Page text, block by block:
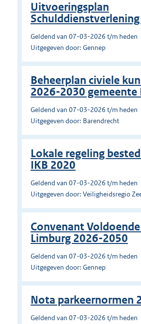
Uitvoeringsplan
Geldend van 07-03-2026 t/m heden
Uitgegeven door: Gennep
Beheerplan civiele
2026-2030 gemeente
Geldend van 07-03-2026 t/m heden
Uitgegeven door: Barendrecht
Lokale regeling
IKB 2020
Geldend van 07-03-2026 t/m heden
Uitgegeven door: Veiligheidsregio
Convenant
Limburg 2026-2050
Geldend van 07-03-2026 t/m heden
Uitgegeven door: Gennep
Nota parkeernormen
Geldend van 07-03-2026 t/m heden